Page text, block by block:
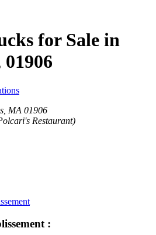
for Sale in
MA 01906
Restaurant)
: